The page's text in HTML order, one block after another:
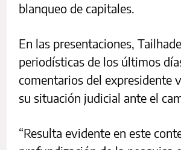
blanqueo de capitales.
En las presentaciones,
periodísticas de los últimos
comentarios del expresidente
su situación judicial ante el
“Resulta evidente en este